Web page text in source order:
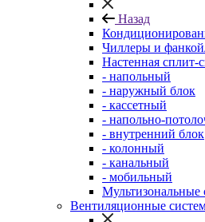
Назад
Чиллеры и
Настенная сплит-
- напольный
- наружный блок
- кассетный
- напольно-
- внутренний блок
- колонный
- канальный
- мобильный
Мультизональные
Вентиляционные